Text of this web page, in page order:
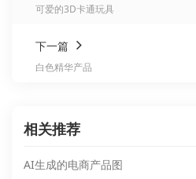
可爱的3D卡通玩具
下一篇
白色精华产品
相关推荐
AI生成的电商产品图